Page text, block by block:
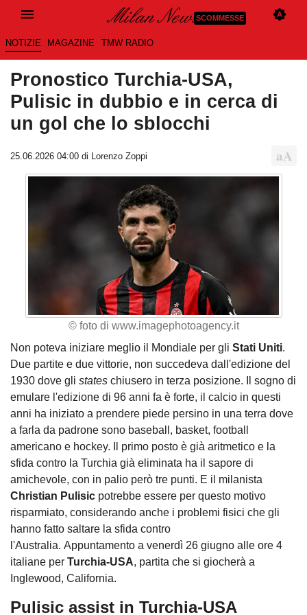
SCOMMESSE
NOTIZIE MAGAZINE TMW RADIO
Pronostico Turchia-USA,
Pulisic in dubbio e in cerca di
un gol che lo sblocchi
25.06.2026 04:00 di Lorenzo Zoppi
© foto di www.imagephotoagency.it
Non poteva iniziare meglio il Mondiale per gli Stati Uniti.
Due partite e due vittorie, non succedeva dall'edizione del
1930 dove gli states chiusero in terza posizione. Il sogno di
emulare l'edizione di 96 anni fa è forte, il calcio in questi
anni ha iniziato a prendere piede persino in una terra dove
a farla da padrone sono baseball, basket, football
americano e hockey. Il primo posto è già aritmetico e la
sfida contro la Turchia già eliminata ha il sapore di
amichevole, con in palio però tre punti. E il milanista
Christian Pulisic potrebbe essere per questo motivo
risparmiato, considerando anche i problemi fisici che gli
hanno fatto saltare la sfida contro
l'Australia. Appuntamento a venerdì 26 giugno alle ore 4
italiane per Turchia-USA, partita che si giocherà a
Inglewood, California.
Pulisic assist in Turchia-USA